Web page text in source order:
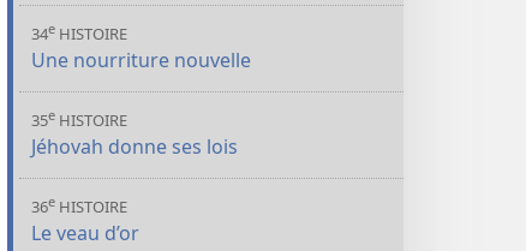
34e HISTOIRE
Une nourriture nouvelle
35e HISTOIRE
Jéhovah donne ses lois
36e HISTOIRE
Le veau d’or